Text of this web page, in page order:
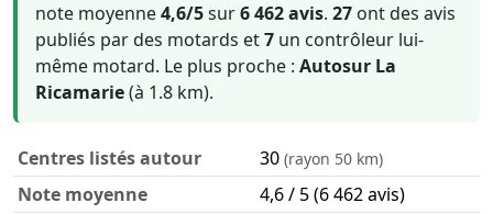
note moyenne4,6/5sur6 462 avis. 27 ont des avis
publiés par des motards et7 un contrôleur lui-
même motard. Le plus proche : Autosur La
Ricamarie(à 1.8 km).
Centres listés autour 30 (rayon 50 km)
Note moyenne
4,6 / 5 (6 462 avis)